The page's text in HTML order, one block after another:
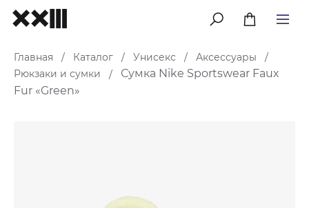
меню
Главная / Каталог / Унисекс / Аксессуары
/
Рюкзаки и сумки
/
Сумка Nike Sportswear Faux
Fur «Green»